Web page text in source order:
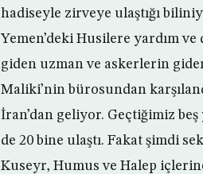
hadiseyle zirveye ulaştığı
Yemen’deki Husilere yardım
giden uzman ve askerlerin
Maliki’nin bürosundan
İran’dan geliyor. Geçtiğimiz
de 20 bine ulaştı. Fakat şimdi
Kuseyr, Humus ve Halep